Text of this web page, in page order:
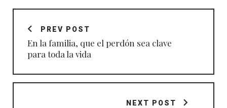
Navegación
entradasPREV POST
En la familia, que el perdón sea clave
para toda la vida
NEXT POST